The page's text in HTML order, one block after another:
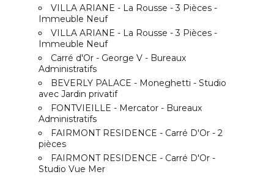
VILLA ARIANE - La Rousse - 3 Pièces -
Immeuble Neuf
VILLA ARIANE - La Rousse - 3 Pièces -
Immeuble Neuf
Carré d'Or - George V - Bureaux
Administratifs
BEVERLY PALACE - Moneghetti - Studio
avec Jardin privatif
FONTVIEILLE - Mercator - Bureaux
Administratifs
FAIRMONT RESIDENCE - Carré D'Or - 2
pièces
FAIRMONT RESIDENCE - Carré D'Or -
Studio Vue Mer